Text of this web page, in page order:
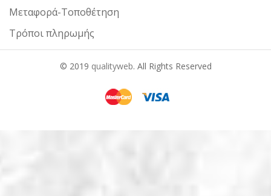
Μεταφορά-Τοποθέτηση
Τρόποι πληρωμής
© 2019 qualityweb. All Rights Reserved